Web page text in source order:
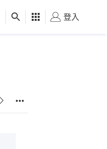
健康 好食玩飛
登入